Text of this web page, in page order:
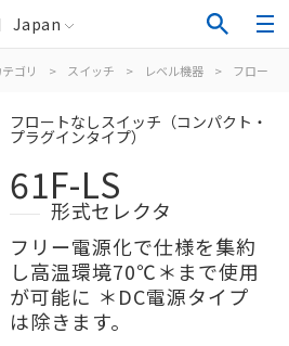
Japan
ゴリ > スイッチ > レベル機器 > フロート
フロートなしスイッチ（コンパクト・
プラグインタイプ）
61F-LS
形式セレクタ
フリー電源化で仕様を集約
し高温環境70℃＊まで使用
が可能に ＊DC電源タイプ
は除きます。